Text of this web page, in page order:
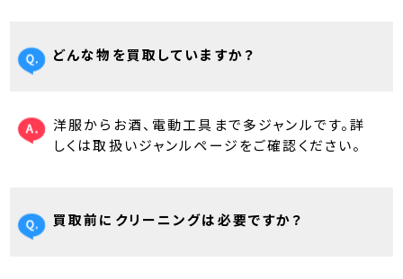
どんな物を買取していますか？
洋服からお酒、電動工具まで多ジャンルです。詳
しくは取扱いジャンルページをご確認ください。
買取前にクリーニングは必要ですか？